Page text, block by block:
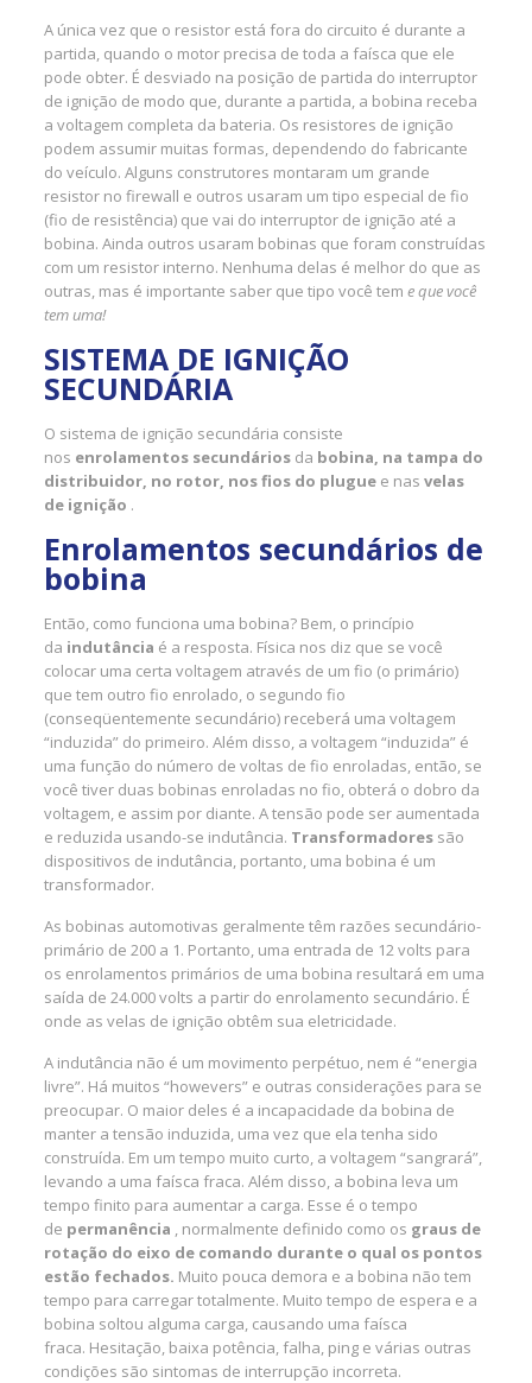
A única vez que o resistor está fora do circuito é durante a
partida, quando o motor precisa de toda a faísca que ele
pode obter. É desviado na posição de partida do interruptor
de ignição de modo que, durante a partida, a bobina receba
a voltagem completa da bateria. Os resistores de ignição
podem assumir muitas formas, dependendo do fabricante
do veículo. Alguns construtores montaram um grande
resistor no firewall e outros usaram um tipo especial de fio
(fio de resistência) que vai do interruptor de ignição até a
bobina. Ainda outros usaram bobinas que foram construídas
com um resistor interno. Nenhuma delas é melhor do que as
outras, mas é importante saber que tipo você teme que você
tem uma!
SISTEMA DE IGNIÇÃO
SECUNDÁRIA
O sistema de ignição secundária consiste
nos enrolamentos secundários da bobina, na tampa do
distribuidor, no rotor, nos fios do plugue e nasvelas
de ignição .
Enrolamentos secundários de
bobina
Então, como funciona uma bobina? Bem, o princípio
da indutância é a resposta. Física nos diz que se você
colocar uma certa voltagem através de um fio (o primário)
que tem outro fio enrolado, o segundo fio
(conseqüentemente secundário) receberá uma voltagem
“induzida” do primeiro. Além disso, a voltagem “induzida” é
uma função do número de voltas de fio enroladas, então, se
você tiver duas bobinas enroladas no fio, obterá o dobro da
voltagem, e assim por diante. A tensão pode ser aumentada
e reduzida usando-se indutância. Transformadores são
dispositivos de indutância, portanto, uma bobina é um
transformador.
As bobinas automotivas geralmente têm razões secundário-
primário de 200 a 1. Portanto, uma entrada de 12 volts para
os enrolamentos primários de uma bobina resultará em uma
saída de 24.000 volts a partir do enrolamento secundário. É
onde as velas de ignição obtêm sua eletricidade.
A indutância não é um movimento perpétuo, nem é “energia
livre”. Há muitos “howevers” e outras considerações para se
preocupar. O maior deles é a incapacidade da bobina de
manter a tensão induzida, uma vez que ela tenha sido
construída. Em um tempo muito curto, a voltagem “sangrará”,
levando a uma faísca fraca. Além disso, a bobina leva um
tempo finito para aumentar a carga. Esse é o tempo
de permanência , normalmente definido como os graus de
rotação do eixo de comando durante o qual os pontos
estão fechados. Muito pouca demora e a bobina não tem
tempo para carregar totalmente. Muito tempo de espera e a
bobina soltou alguma carga, causando uma faísca
fraca. Hesitação, baixa potência, falha, ping e várias outras
condições são sintomas de interrupção incorreta.